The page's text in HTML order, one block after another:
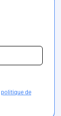
politique de